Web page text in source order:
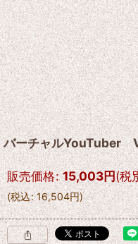
バーチャル
販売価格: 15,003円(税
(税込: 16,504円)